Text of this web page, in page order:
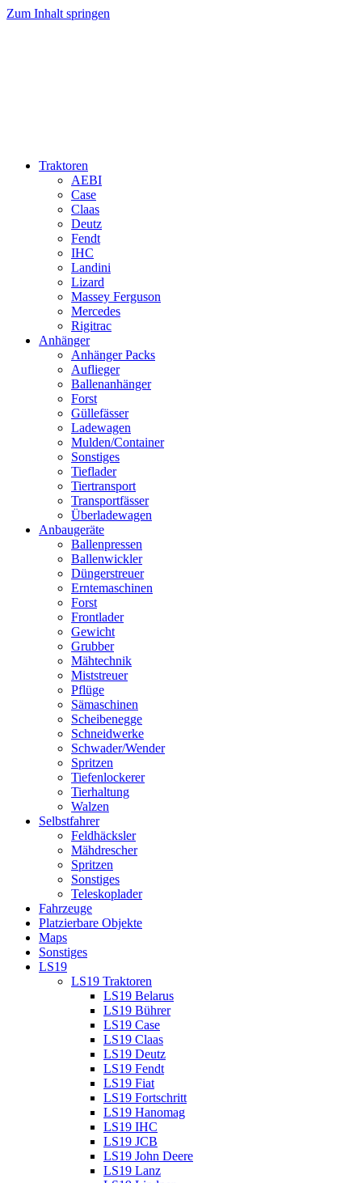
Zum Inhalt springen
Traktoren
AEBI
Case
Claas
Deutz
Fendt
IHC
Landini
Lizard
Massey Ferguson
Mercedes
Rigitrac
Anhänger
Anhänger Packs
Auflieger
Ballenanhänger
Forst
Güllefässer
Ladewagen
Mulden/Container
Sonstiges
Tieflader
Tiertransport
Transportfässer
Überladewagen
Anbaugeräte
Ballenpressen
Ballenwickler
Düngerstreuer
Erntemaschinen
Forst
Frontlader
Gewicht
Grubber
Mähtechnik
Miststreuer
Pflüge
Sämaschinen
Scheibenegge
Schneidwerke
Schwader/Wender
Spritzen
Tiefenlockerer
Tierhaltung
Walzen
Selbstfahrer
Feldhäcksler
Mähdrescher
Spritzen
Sonstiges
Teleskoplader
Fahrzeuge
Platzierbare Objekte
Maps
Sonstiges
LS19
LS19 Traktoren
LS19 Belarus
LS19 Bührer
LS19 Case
LS19 Claas
LS19 Deutz
LS19 Fendt
LS19 Fiat
LS19 Fortschritt
LS19 Hanomag
LS19 IHC
LS19 JCB
LS19 John Deere
LS19 Lanz